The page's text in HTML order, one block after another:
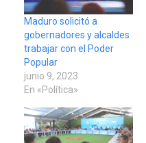
Maduro solicitó a
gobernadores y alcaldes
trabajar con el Poder
Popular
junio 9, 2023
En «Política»